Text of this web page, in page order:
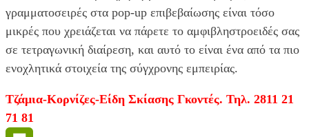
γραμματοσειρές στα pop‑up επιβεβαίωσης είναι τόσο
μικρές που χρειάζεται να πάρετε το αμφιβληστροειδές σας
σε τετραγωνική διαίρεση, και αυτό το είναι ένα από τα πιο
ενοχλητικά στοιχεία της σύγχρονης εμπειρίας.
Τζάμια-Κορνίζες-Είδη Σκίασης Γκοντές. Τηλ. 2811 21
71 81